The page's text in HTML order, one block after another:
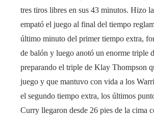
tres tiros libres en sus 43 minutos. Hizo
empató el juego al final del tiempo
último minuto del primer tiempo extra,
de balón y luego anotó un enorme triple
preparando el triple de Klay Thompson
juego y que mantuvo con vida a los
el segundo tiempo extra, los últimos
Curry llegaron desde 26 pies de la cima